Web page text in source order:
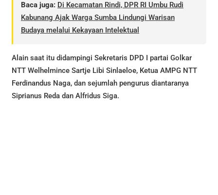
Baca juga: Di Kecamatan Rindi, DPR RI Umbu Rudi
Kabunang Ajak Warga Sumba Lindungi Warisan
Budaya melalui Kekayaan Intelektual
Alain saat itu didampingi Sekretaris DPD I partai Golkar
NTT Welhelmince Sartje Libi Sinlaeloe, Ketua AMPG NTT
Ferdinandus Naga, dan sejumlah pengurus diantaranya
Siprianus Reda dan Alfridus Siga.